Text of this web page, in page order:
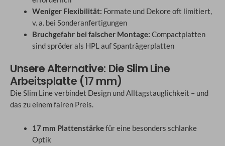
Weniger Flexibilität: Formate und Dekore oft limitiert,
v. a. bei Sonderanfertigungen
Bruchgefahr bei falscher Montage: Compactplatten
sind spröder als HPL auf Spanträgerplatten
Unsere Alternative: Die Slim Line
Arbeitsplatte (17 mm)
Die Slim Line verbindet Design und Alltagstauglichkeit – und
das zu einem fairen Preis.
17 mm Plattenstärkefür eine besonders schlanke
Optik